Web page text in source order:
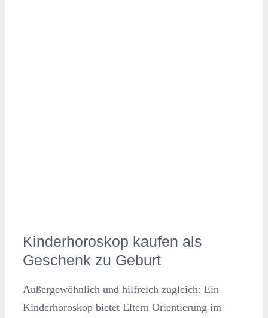
Kinderhoroskop kaufen als
Geschenk zu Geburt
Außergewöhnlich und hilfreich zugleich: Ein
Kinderhoroskop bietet Eltern Orientierung im